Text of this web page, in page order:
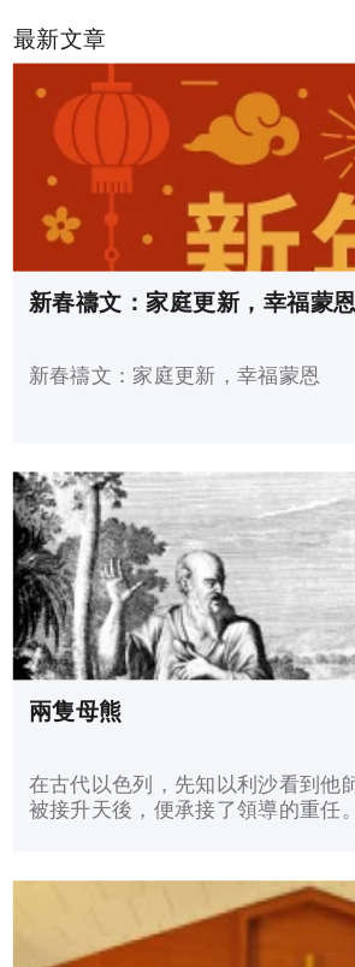
最新文章
新春禱文：家庭更新，幸福蒙恩
新春禱文：家庭更新，幸福蒙恩
兩隻母熊
在古代以色列，先知以利沙看到他
被接升天後，便承接了領導的重任